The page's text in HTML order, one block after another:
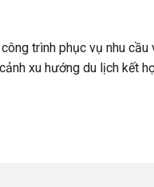
trình phục vụ nhu cầu
xu hướng du lịch kết